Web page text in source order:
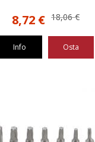
18,06€
Alkuperäinen
18,06 €.
8,72 €Nykyinen
8,72 €.
Info Osta